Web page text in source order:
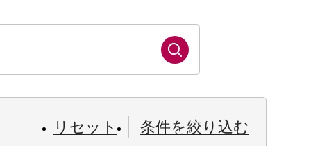
リセット 条件を絞り込む